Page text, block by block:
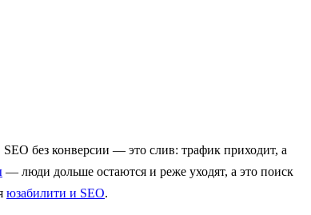
без конверсии — это слив: трафик приходит, а
— люди дольше остаются и реже уходят, а это поиск
юзабилити и SEO.